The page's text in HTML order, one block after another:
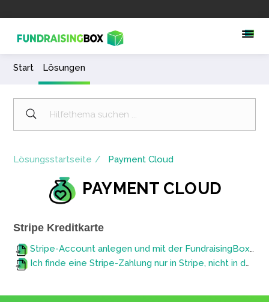
Start Lösungen
Lösungsstartseite Payment Cloud
PAYMENT CLOUD
Stripe Kreditkarte
Stripe-Account anlegen und mit der FundraisingBox verknüpfen
Ich finde eine Stripe-Zahlung nur in Stripe, nicht in der FundraisingBox – warum?